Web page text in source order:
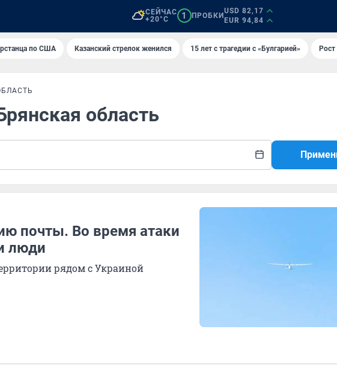
СЕЙЧАС
+20°C
1 ПРОБКИ
USD 82,17
EUR 94,84
по США Казанский стрелок женился 15 лет с трагедии с «Булгарией»
область
почты. Во время атаки
люди
рядом с Украиной